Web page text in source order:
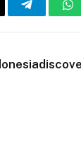
Telegram